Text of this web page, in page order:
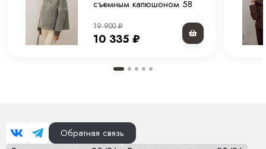
Страна производства Китай
Опции капюшона Да
съемным капюшоном 58
19 900₽
10 335 ₽
Обратная связь